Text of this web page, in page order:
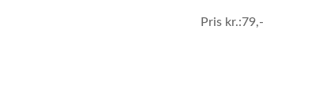
Pris kr.:79,-